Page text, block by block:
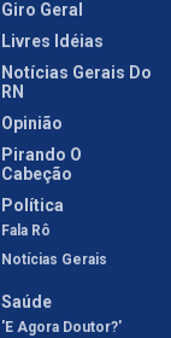
Giro Geral
Livres Idéias
Notícias Gerais Do
RN
Opinião
Pirando O
Cabeção
Política
Fala Rô
Notícias Gerais
Saúde
'E Agora Doutor?'